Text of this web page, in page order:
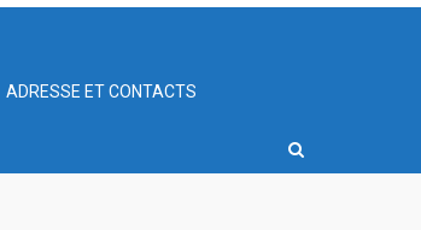
ADRESSE ET CONTACTS